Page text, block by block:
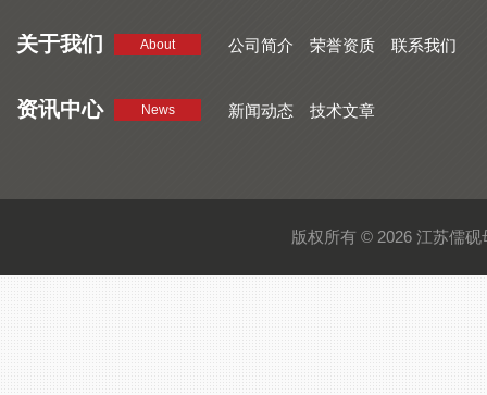
关于我们 About 公司简介 荣誉资质 联系我们
资讯中心 News 新闻动态 技术文章
版权所有 © 2026 江苏儒